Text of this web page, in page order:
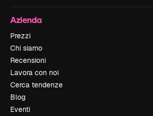
Azienda
Prezzi
Chi siamo
Recensioni
Lavora con noi
Cerca tendenze
Blog
Eventi